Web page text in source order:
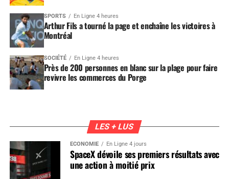
SPORTS En Ligne 4 heures
Arthur Fils a tourné la page et enchaîne les victoires à
Montréal
SOCIÉTÉ En Ligne 4 heures
Près de 200 personnes en blanc sur la plage pour faire
revivre les commerces du Porge
LES + LUS
ÉCONOMIE En Ligne 4 jours
SpaceX dévoile ses premiers résultats avec
une action à moitié prix